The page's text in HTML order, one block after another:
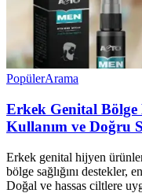
PopülerArama
Erkek Genital
Kullanım ve Doğru
Erkek genital hijyen
bölge sağlığını destekler,
Doğal ve hassas ciltlere